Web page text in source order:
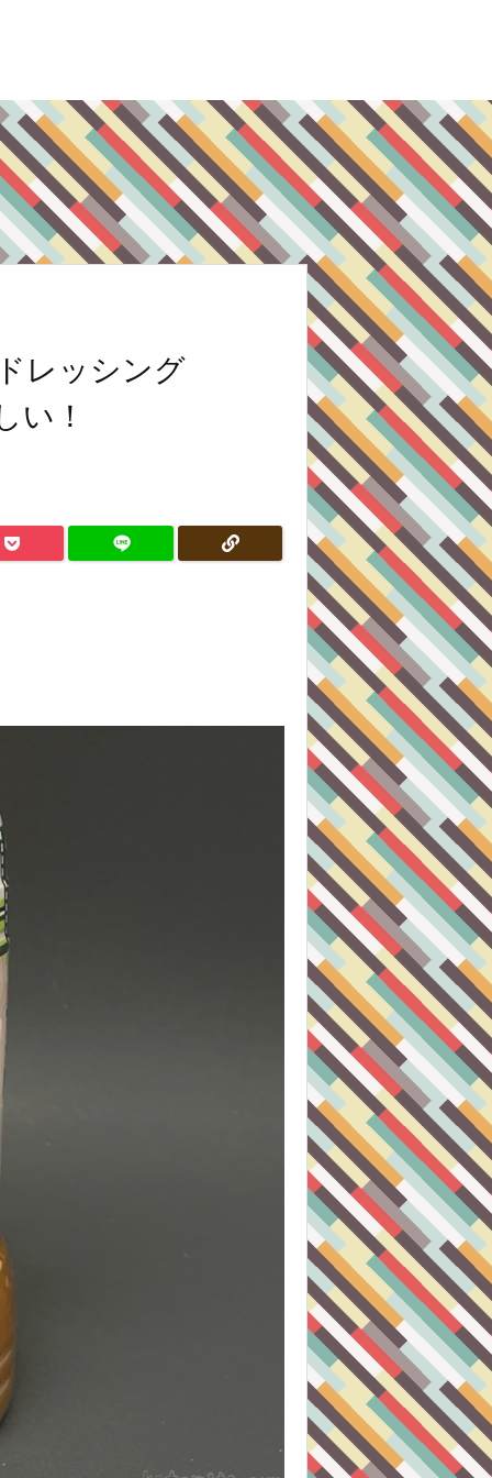
レッシング
い！